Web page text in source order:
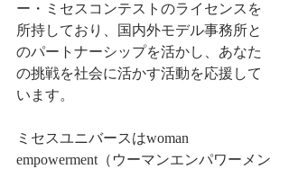
ー・ミセスコンテストのライセンスを
所持しており、​国内外モデル事務所と
のパートナーシップを活かし、​あなた
の挑戦を社会に活かす活動を応援して
います。
ミセスユニバースはwoman
empowerment（ウーマンエンパワーメン